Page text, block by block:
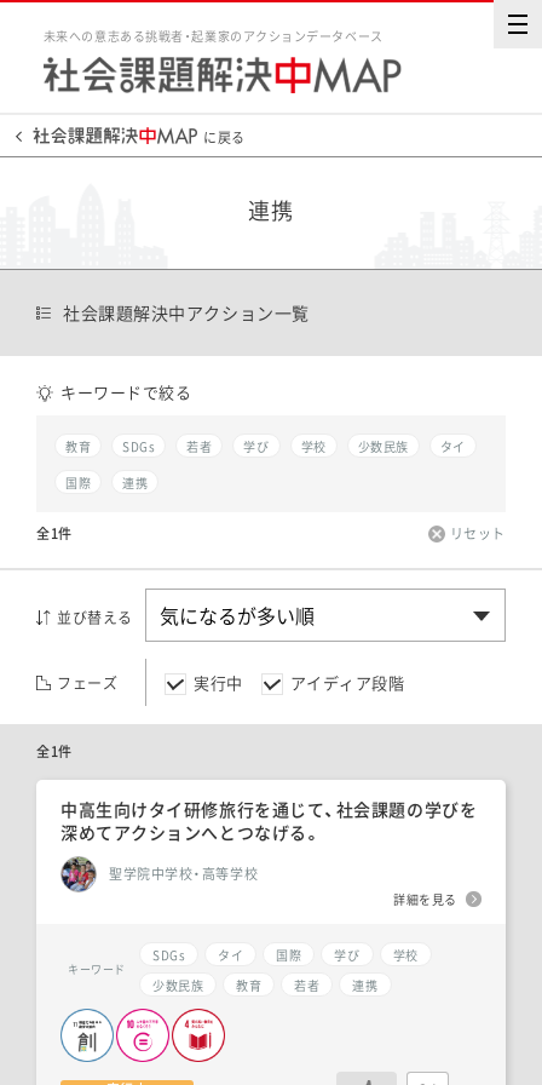
未来への意志ある挑戦者・起業家のアクションデータベース
に戻る
連携
社会課題解決中アクション一覧
キーワードで絞る
教育 SDGs 若者 学び 学校 少数民族
タイ
国際
連携
全1件 リセット
並び替える
フェーズ 実行中 アイディア段階
全1件
中高生向けタイ研修旅行を通じて、社会課題の学びを
深めてアクションへとつなげる。
聖学院中学校・高等学校
詳細を見る
キーワード
SDGs タイ 国際 学び
学校
少数民族
教育 若者 連携